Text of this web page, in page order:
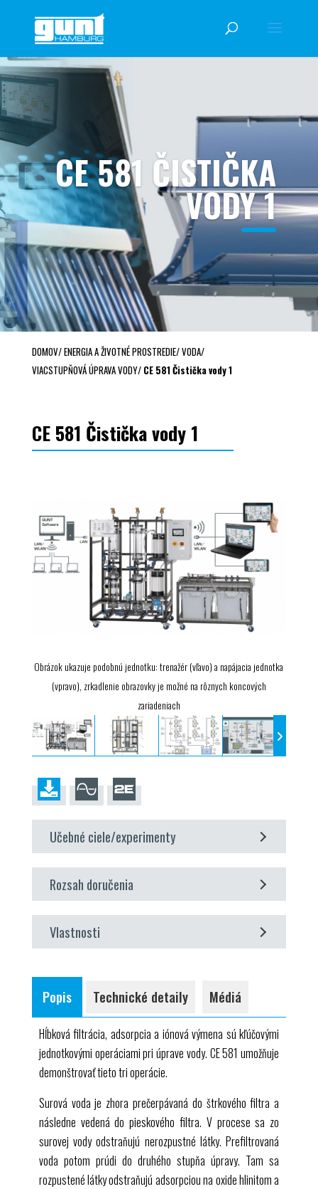
CE 581 ČISTIČKA
VODY 1
DOMOV/ENERGIA A ŽIVOTNÉ PROSTREDIE/VODA/
VIACSTUPŇOVÁ ÚPRAVA VODY/ CE 581 Čistička vody 1
CE 581 Čistička vody 1
Obrázok ukazuje podobnú jednotku: trenažér (vľavo) a napájacia jednotka
(vpravo), zrkadlenie obrazovky je možné na rôznych koncových
zariadeniach
Učebné ciele/experimenty
oboznámenie sa so základným princípom
jednotkových operácií hĺbková filtrácia, adsorpcia a
výmena iónov
pozorovanie a stanovenie tlakovej straty pri
hĺbkovej filtrácii
porovnanie rôznych adsorpčných materiálov
oboznámenie sa so základným princípom iónovej
výmeny
zrkadlenie obrazovky: zrkadlenie používateľského
rozhrania na koncových zariadeniach
navigácia v menu nezávisle od
používateľského rozhrania zobrazeného na
dotykovej obrazovke
rôzne užívateľské úrovne dostupné na
koncovom zariadení: na pozorovanie
experimentov alebo na obsluhu a kontrolu
Rozsah doručenia
trenažér, zásobovacia jednotka, baliaca jednotka piesku,
baliaca jednotka štrku, baliaca jednotka oxidu hlinitého,
GUNT, sada inštruktážneho materiálu
Vlastnosti
riadenie závodu pomocou integrovanéhoPLC
integrovaný router na obsluhu a ovládanie cez
koncové zariadenie a na zrkadlenie obrazovky na
ďalších koncových zariadeniach: PC, tablet,
smartfón
Popis Technické detaily Médiá
Hĺbková filtrácia, adsorpcia a iónová výmena sú kľúčovými
jednotkovými operáciami pri úprave vody. CE 581 umožňuje
demonštrovať tieto tri operácie.
Surová voda je zhora prečerpávaná do štrkového filtra a
následne vedená do pieskového filtra. V procese sa zo
surovej vody odstraňujú nerozpustné látky. Prefiltrovaná
voda potom prúdi do druhého stupňa úpravy. Tam sa
rozpustené látky odstraňujú adsorpciou na oxide hlinitom a